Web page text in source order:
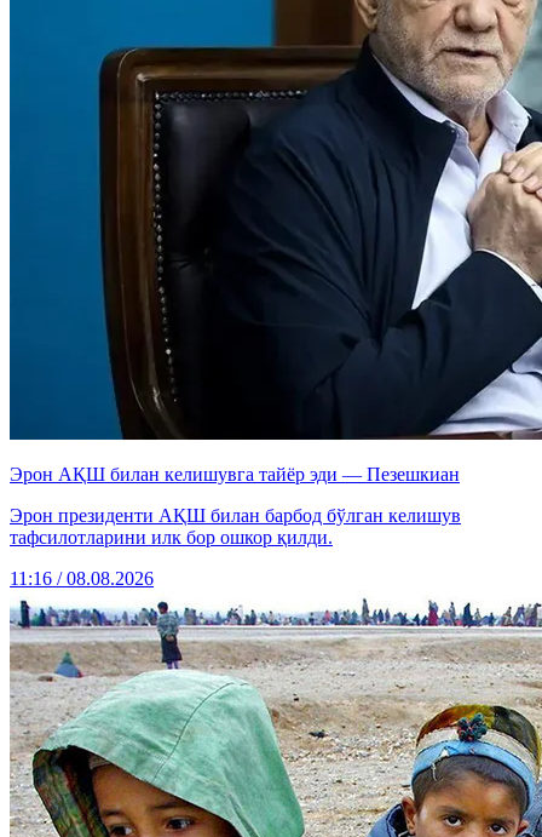
Эрон АҚШ билан келишувга тайёр эди — Пезешкиан
Эрон президенти АҚШ билан барбод бўлган келишув
тафсилотларини илк бор ошкор қилди.
11:16 / 08.08.2026